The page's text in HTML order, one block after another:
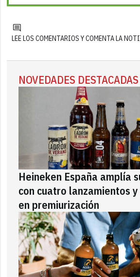
LEE LOS COMENTARIOS Y COMENTA LA
NOVEDADES DESTACADAS
Heineken España amplía
con cuatro lanzamientos
en premiurización